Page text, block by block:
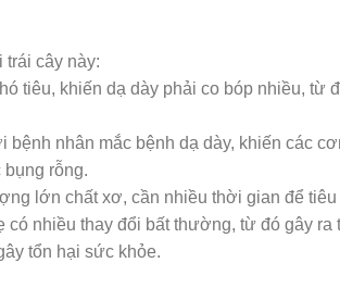
cây này:
tiêu, khiến dạ dày phải co bóp nhiều, từ
nhân mắc bệnh dạ dày, khiến các
rỗng.
lớn chất xơ, cần nhiều thời gian để tiêu
nhiều thay đổi bất thường, từ đó gây ra
tổn hại sức khỏe.